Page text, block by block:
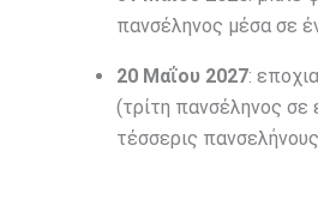
πανσέληνος μέσα σε
20 Μαΐου 2027:
(τρίτη πανσέληνος σε
τέσσερις